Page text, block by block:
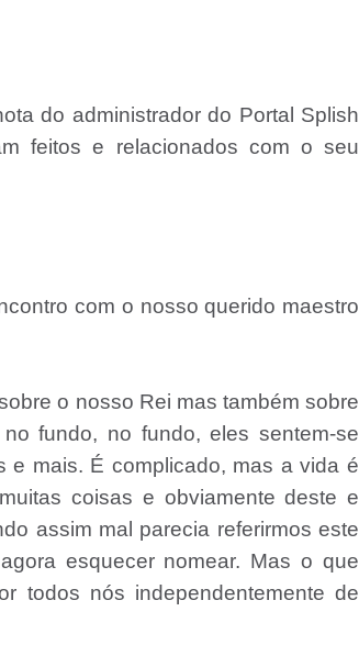
do administrador do Portal Splish
feitos e relacionados com o seu
com o nosso querido maestro
o nosso Rei mas também sobre
fundo, no fundo, eles sentem-se
e mais. É complicado, mas a vida é
coisas e obviamente deste e
assim mal parecia referirmos este
esquecer nomear. Mas o que
todos nós independentemente de